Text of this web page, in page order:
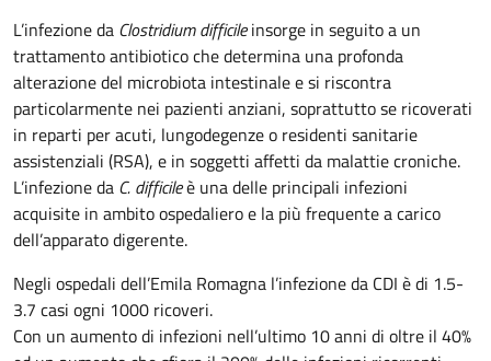
L’infezione da Clostridium difficileinsorge in seguito a un
trattamento antibiotico che determina una profonda
alterazione del microbiota intestinale e si riscontra
particolarmente nei pazienti anziani, soprattutto se ricoverati
in reparti per acuti, lungodegenze o residenti sanitarie
assistenziali (RSA), e in soggetti affetti da malattie croniche.
L’infezione da C. difficileè una delle principali infezioni
acquisite in ambito ospedaliero e la più frequente a carico
dell’apparato digerente.
Negli ospedali dell’Emila Romagna l’infezione da CDI è di 1.5-
3.7 casi ogni 1000 ricoveri.
Con un aumento di infezioni nell’ultimo 10 anni di oltre il 40%